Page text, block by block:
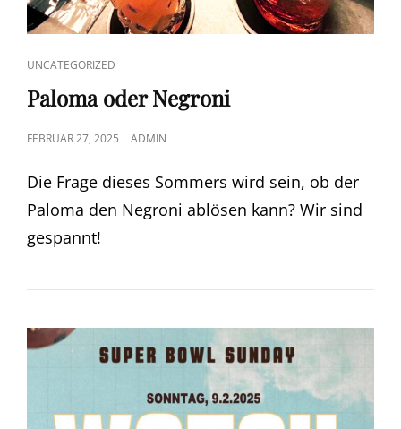
CAT
LINKS
UNCATEGORIZED
Paloma oder Negroni
POSTED
FEBRUAR 27, 2025 ADMIN
Die Frage dieses Sommers wird sein, ob der
Paloma den Negroni ablösen kann? Wir sind
gespannt!